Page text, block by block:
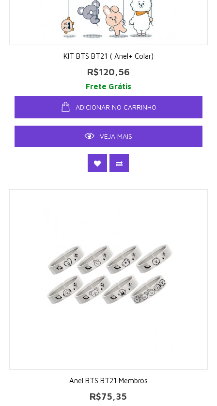
KIT BTS BT21 ( Anel+ Colar)
R$120,56
Frete Grátis
ADICIONAR NO CARRINHO
VEJA MAIS
Anel BTS BT21 Membros
R$75,35